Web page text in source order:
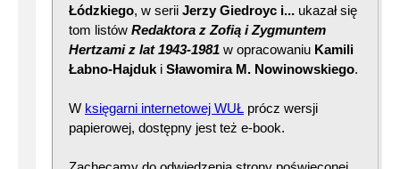
Łódzkiego, w serii Jerzy Giedroyc i... ukazał się
tom listów Redaktora z Zofią i Zygmuntem
Hertzami z lat 1943-1981 w opracowaniu Kamili
Łabno-Hajduk i Sławomira M. Nowinowskiego.
W księgarni internetowej WUŁ prócz wersji
papierowej, dostępny jest też e-book.